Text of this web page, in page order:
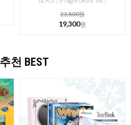
23,800원
19,300원
천 BEST